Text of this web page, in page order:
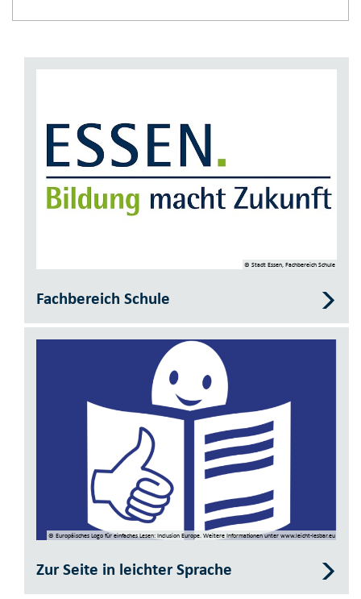
© Stadt Essen, Fachbereich Schule
Fachbereich Schule
© Europäisches Logo­ für einfaches ­Lesen: Inclusion Europe. Weitere Informationen­ unter www.leicht-lesbar.eu
Zur Seite in leichter Sprache